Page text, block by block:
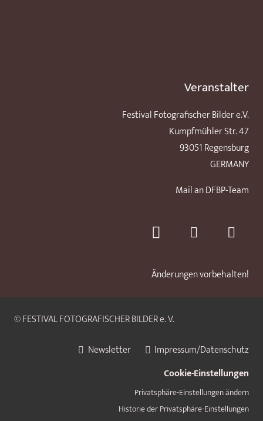
Veranstalter
Festival Fotografischer Bilder e.V.
Kumpfmühler Str. 47
93051 Regensburg
GERMANY
Mail an DFBP-Team
Änderungen vorbehalten!
© FESTIVAL FOTOGRAFISCHER BILDER e. V.
Newsletter
Impressum/Datenschutz
Cookie-Einstellungen
Privatsphäre-Einstellungen ändern
Historie der Privatsphäre-Einstellungen